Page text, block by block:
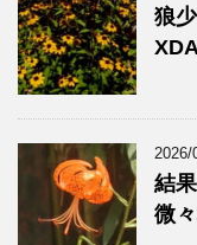
狼
2026/
結
微